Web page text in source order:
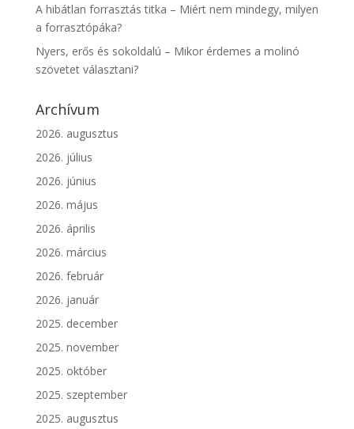
A hibátlan forrasztás titka – Miért nem mindegy, milyen
a forrasztópáka?
Nyers, erős és sokoldalú – Mikor érdemes a molinó
szövetet választani?
Archívum
2026. augusztus
2026. július
2026. június
2026. május
2026. április
2026. március
2026. február
2026. január
2025. december
2025. november
2025. október
2025. szeptember
2025. augusztus